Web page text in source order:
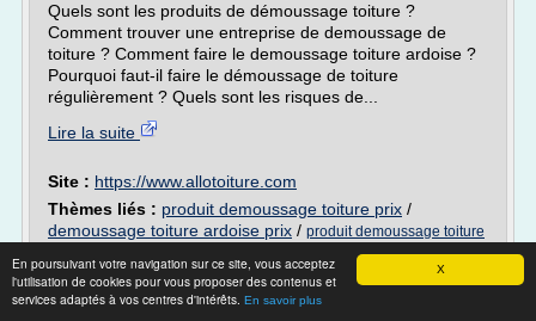
X
En poursuivant votre navigation sur ce site, vous acceptez
l'utilisation de cookies pour vous proposer des contenus et
services adaptés à vos centres d'intérêts. En savoir plus
Quels sont les produits de démoussage toiture ?
Comment trouver une entreprise de demoussage de
toiture ? Comment faire le demoussage toiture ardoise ?
Pourquoi faut-il faire le démoussage de toiture
régulièrement ? Quels sont les risques de...
Lire la suite
Site : https://www.allotoiture.com
Thèmes liés : produit demoussage toiture prix /
demoussage toiture ardoise prix / produit demoussage toiture
produit demoussage toiture professionnel/
produit de demoussage toiture